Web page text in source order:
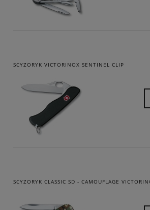
SCYZORYK VICTORINOX SENTINEL CLIP
SCYZORYK CLASSIC SD - CAMOUFLAGE